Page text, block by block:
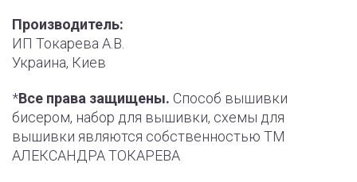
Производитель:
ИП Токарева А.В.
Украина, Киев
*Все права защищены. Способ вышивки
бисером, набор для вышивки, схемы для
вышивки являются собственностью ТМ
АЛЕКСАНДРА ТОКАРЕВА